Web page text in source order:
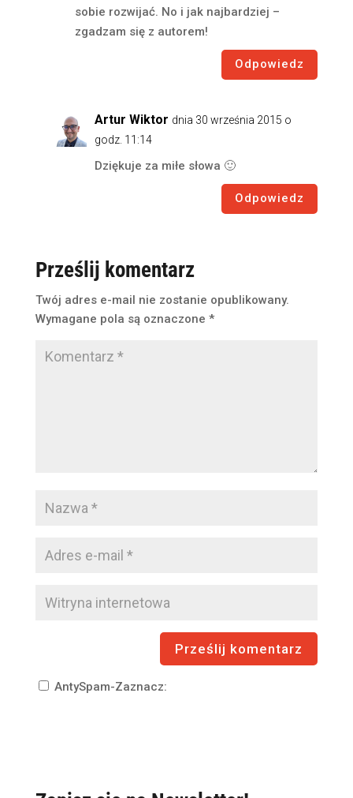
sobie rozwijać. No i jak najbardziej –
zgadzam się z autorem!
Odpowiedz
Artur Wiktor dnia 30 września 2015 o
godz. 11:14
Dziękuje za miłe słowa 🙂
Odpowiedz
Prześlij komentarz
Twój adres e-mail nie zostanie opublikowany.
Wymagane pola są oznaczone *
AntySpam-Zaznacz: